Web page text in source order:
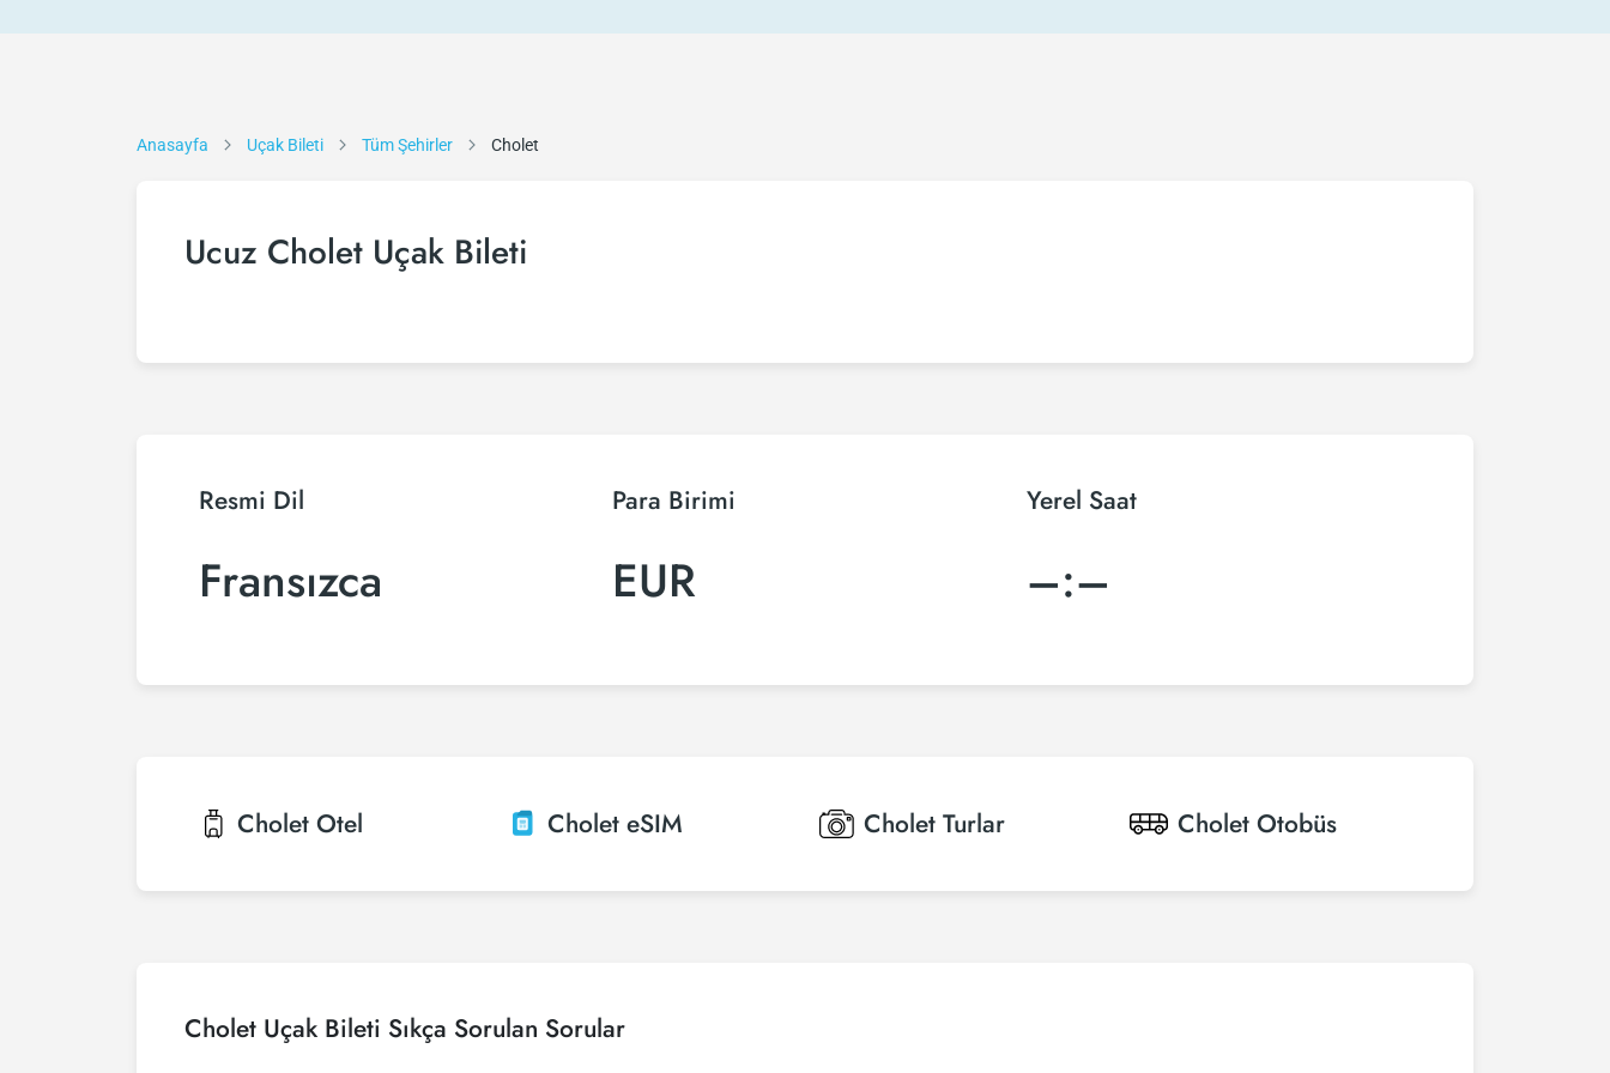
Anasayfa Uçak Bileti Tüm Şehirler Cholet
Ucuz Cholet Uçak Bileti
Resmi Dil
Fransızca
Para Birimi
EUR
Yerel Saat
–:–
Cholet Otel Cholet eSIM Cholet Turlar Cholet Otobüs
Cholet Uçak Bileti Sıkça Sorulan Sorular